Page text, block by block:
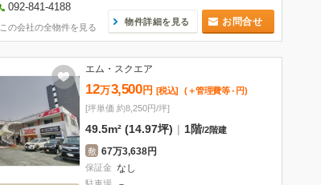
092-841-4188
この会社の全物件を見る
物件詳細を見る お問合せ
エム・スクエア
12万3,500 円 [税込] (＋管理費等 - 円)
[坪単価 約8,250円/坪]
49.5m² (14.97坪) | 1階/2階建
敷 67万3,638円
保証金 なし